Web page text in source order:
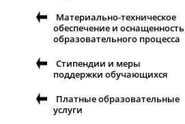
Материально-техническое
обеспечение и оснащенность
образовательного процесса
Стипендии и меры
поддержки обучающихся
Платные образовательные
услуги